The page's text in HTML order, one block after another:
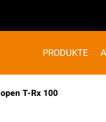
PRODUKTE
T-Rx 100